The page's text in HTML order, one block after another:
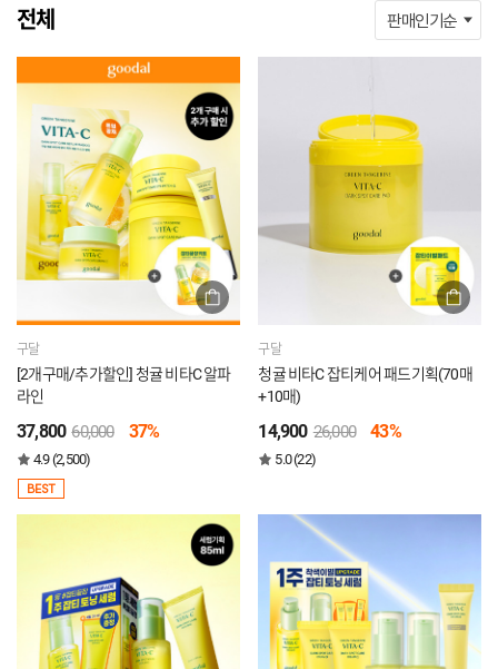
전체
구달
[2개구매/추가할인] 청귤 비타C 알파
라인
37,800 60,000 37%
4.9 (2,500)
BEST
구달
청귤 비타C 잡티케어 패드기획(70매
+10매)
14,900 26,000 43%
5.0 (22)